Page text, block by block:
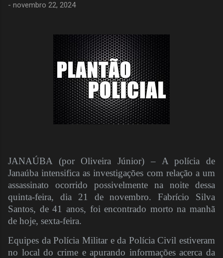
- novembro 22, 2024
JANAÚBA (por Oliveira Júnior) – A polícia de
Janaúba intensifica as investigações com relação a um
assassinato ocorrido possivelmente na noite dessa
quinta-feira, dia 21 de novembro. Fabrício Silva
Santos, de 41 anos, foi encontrado morto na manhã
de hoje, sexta-feira.
Equipes da Polícia Militar e da Polícia Civil estiveram
no local do crime e apurando informações acerca da